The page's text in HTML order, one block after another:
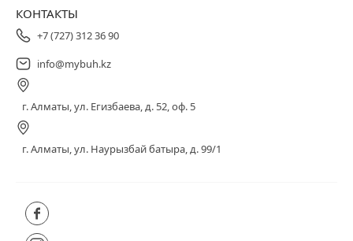
КОНТАКТЫ
+7 (727) 312 36 90
info@mybuh.kz
г. Алматы, ул. Егизбаева, д. 52, оф. 5
г. Алматы, ул. Наурызбай батыра, д. 99/1